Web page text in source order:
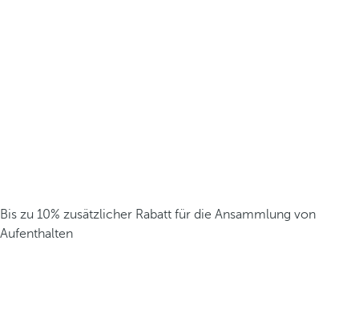
Bis zu 10% zusätzlicher Rabatt für die Ansammlung von
Aufenthalten